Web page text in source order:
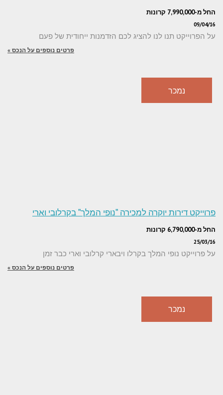
החל מ-7,990,000 קרונות
09/04/16
על הפרוייקט תנו לנו להציג לכם הזדמנות ייחודית של פעם
פרטים נוספים על הנכס »
נמכר
פרוייקט דירות יוקרה למכירה "נופי המלך" בקרלובי וארי
החל מ-6,790,000 קרונות
25/03/16
על פרוייקט נופי המלך בקרלו ויבארי קרלובי וארי כבר זמן
פרטים נוספים על הנכס »
נמכר